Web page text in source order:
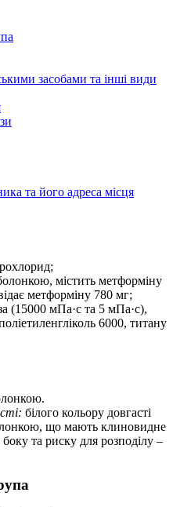
засобами та інші види
та його адреса місця
містить метформіну
метформіну 780 мг;
(15000 мПа·с та 5 мПа·с),
6000, титану
білого кольору довгасті
що мають клиновидне
та риску для розподілу –